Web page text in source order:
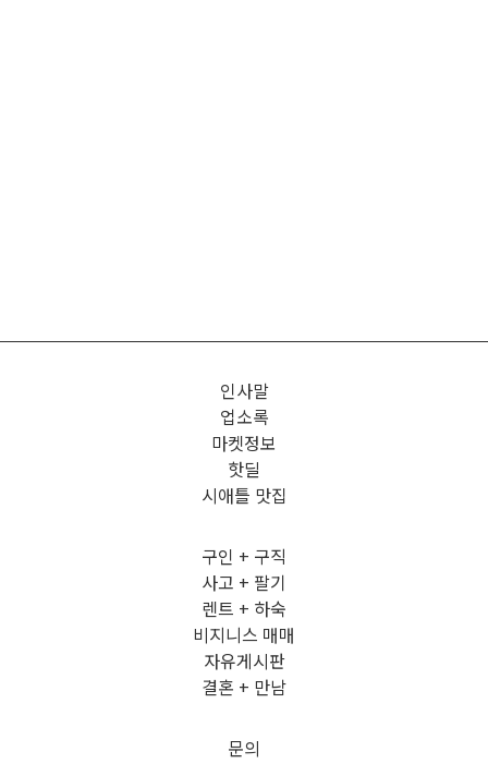
인사말
업소록
마켓정보
핫딜
시애틀 맛집
구인 + 구직
사고 + 팔기
렌트 + 하숙
비지니스 매매
자유게시판
결혼 + 만남
문의